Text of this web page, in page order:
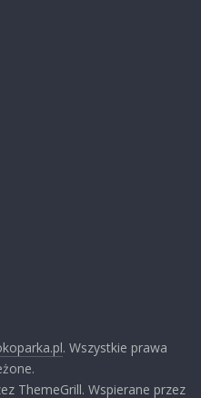
. Wszystkie prawa
ThemeGrill. Wspierane przez